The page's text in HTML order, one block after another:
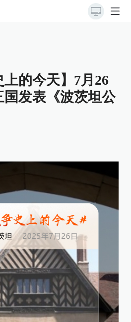
上的今天】7月26
国发表《波茨坦公